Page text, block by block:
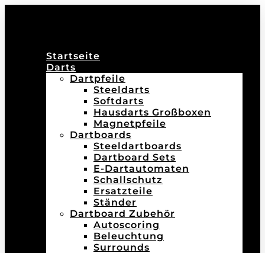
Startseite
Darts
Dartpfeile
Steeldarts
Softdarts
Hausdarts Großboxen
Magnetpfeile
Dartboards
Steeldartboards
Dartboard Sets
E-Dartautomaten
Schallschutz
Ersatzteile
Ständer
Dartboard Zubehör
Autoscoring
Beleuchtung
Surrounds